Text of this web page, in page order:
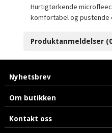
Hurtigtørkende
komfortabel og pustende
Produktanmeldelser
Nyhetsbrev
Om butikken
Kontakt oss